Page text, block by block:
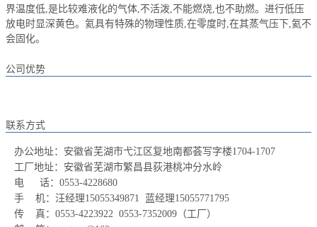
界温度低,是比较难液化的气体,不活泼,不能燃烧,也不助燃。进行低压
放电时显深黄色。氦具有特殊的物理性质,在零度时,在其蒸气压下,氦不
会固化。
公司优势
联系方式
办公地址：安徽省芜湖市弋江区复地南都荟写字楼1704-1707
工厂地址：安徽省芜湖市繁昌县荻港桃冲分水岭
电 话：0553-4228680
手 机： 汪经理15055349871 蓝经理15055771795
传 真：0553-4223922 0553-7352009（工厂）